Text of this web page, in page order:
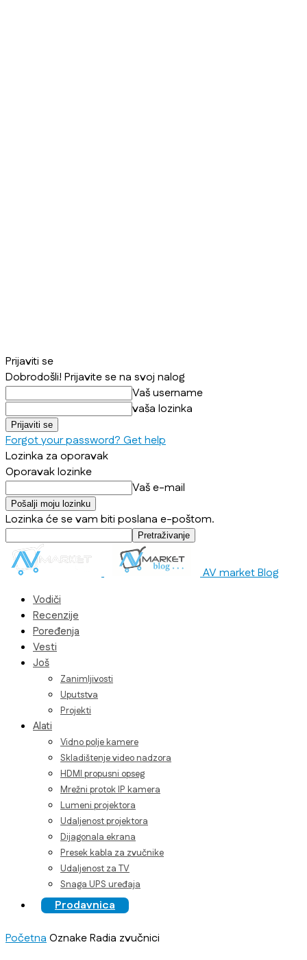
Prijaviti se
Dobrodošli! Prijavite se na svoj nalog
Vaš username
vaša lozinka
Forgot your password? Get help
Lozinka za oporavak
Oporavak lozinke
Vaš e-mail
Lozinka će se vam biti poslana e-poštom.
AV market Blog
Vodiči
Recenzije
Poređenja
Vesti
Još
Zanimljivosti
Uputstva
Projekti
Alati
Vidno polje kamere
Skladištenje video nadzora
HDMI propusni opseg
Mrežni protok IP kamera
Lumeni projektora
Udaljenost projektora
Dijagonala ekrana
Presek kabla za zvučnike
Udaljenost za TV
Snaga UPS uređaja
Prodavnica
PočetnaOznakeRadia zvučnici